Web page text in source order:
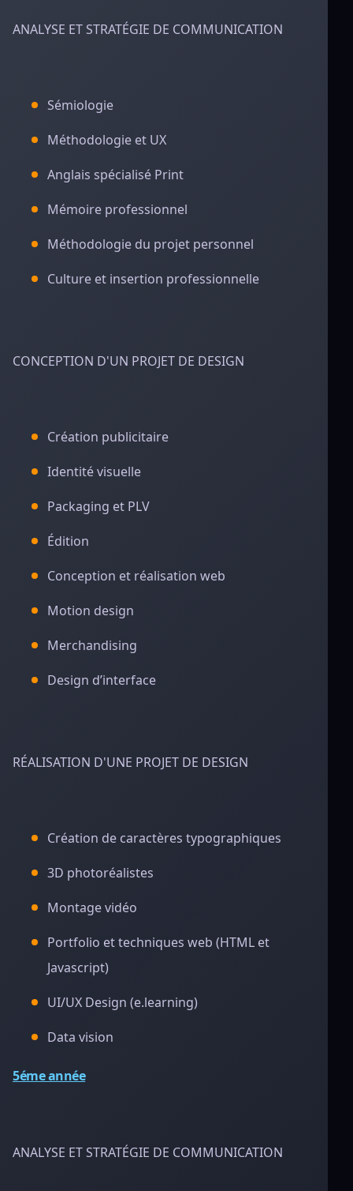
ANALYSE ET STRATÉGIE DE COMMUNICATION
Sémiologie
Méthodologie et UX
Anglais spécialisé Print
Mémoire professionnel
Méthodologie du projet personnel
Culture et insertion professionnelle
CONCEPTION D'UN PROJET DE DESIGN
Création publicitaire
Identité visuelle
Packaging et PLV
Édition
Conception et réalisation web
Motion design
Merchandising
Design d’interface
RÉALISATION D'UNE PROJET DE DESIGN
Création de caractères typographiques
3D photoréalistes
Montage vidéo
Portfolio et techniques web (HTML et
Javascript)
UI/UX Design (e.learning)
Data vision
5éme année
ANALYSE ET STRATÉGIE DE COMMUNICATION